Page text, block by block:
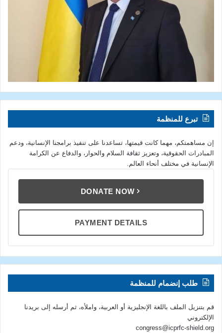
تبرع للمنظمة
إن مساهمتكم، مهما كانت قيمتها، تساعدنا على تنفيذ برامجنا الإنسانية، ودعم
المبادرات الحقوقية، وتعزيز ثقافة السلام والحوار، والدفاع عن الكرامة
الإنسانية في مختلف أنحاء العالم.
DONATE NOW
PAYMENT DETAILS
طلب إنضمام للمنظمة
قم بتنزيل الملف باللغة الإنجليزية أو العربية، واملأه، ثم أرسله إلى بريدنا
الإلكتروني
congress@icprfc-shield.org